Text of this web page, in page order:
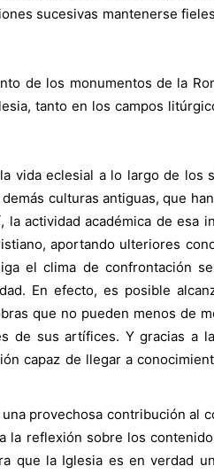
sucesivas mantenerse
de los monumentos de la
tanto en los campos
vida eclesial a lo largo de los
culturas antiguas, que
actividad académica de esa
aportando ulteriores
el clima de confrontación
En efecto, es posible
que no pueden menos de
de sus artífices. Y gracias a
capaz de llegar a
provechosa contribución al
la reflexión sobre los
que la Iglesia es en verdad